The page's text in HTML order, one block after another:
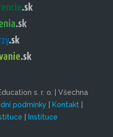
s. r. o. | Všechna
podmínky Kontakt|
Instituce